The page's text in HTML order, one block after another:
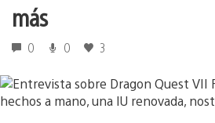
más
0 0 3